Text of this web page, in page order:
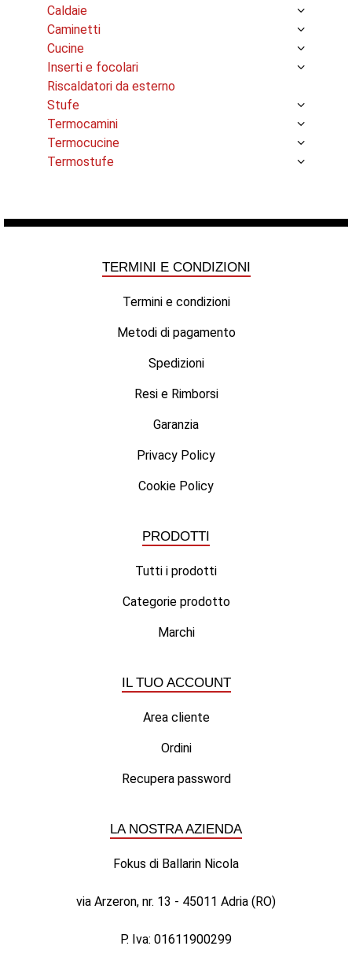
Caldaie
Caminetti
Cucine
Inserti e focolari
Riscaldatori da esterno
Stufe
Termocamini
Termocucine
Termostufe
TERMINI E CONDIZIONI
Termini e condizioni
Metodi di pagamento
Spedizioni
Resi e Rimborsi
Garanzia
Privacy Policy
Cookie Policy
PRODOTTI
Tutti i prodotti
Categorie prodotto
Marchi
IL TUO ACCOUNT
Area cliente
Ordini
Recupera password
LA NOSTRA AZIENDA
Fokus di Ballarin Nicola
via Arzeron, nr. 13 - 45011 Adria (RO)
P. Iva: 01611900299